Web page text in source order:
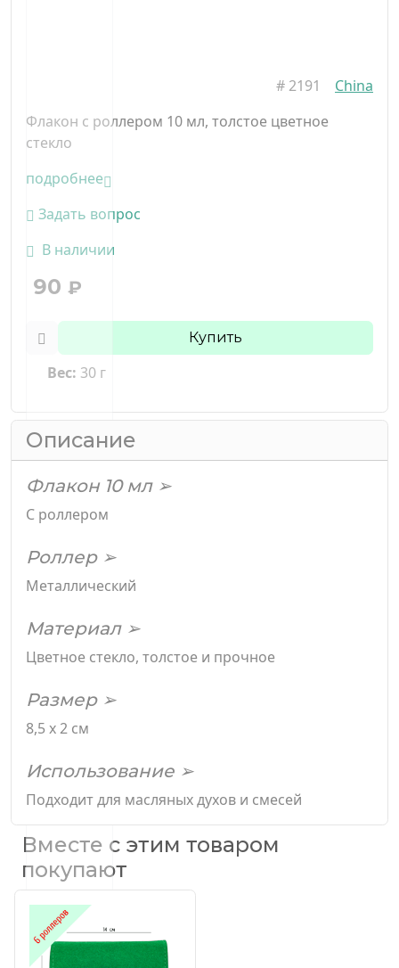
# 2191
China
Флакон с роллером 10 мл, толстое цветное
стекло
подробнее
Задать вопрос
В наличии
90 ₽
Купить
Вес: 30 г
Описание
Флакон 10 мл ➢
С роллером
Роллер ➢
Металлический
Материал ➢
Цветное стекло, толстое и прочное
Размер ➢
8,5 х 2 см
Использование ➢
Подходит для масляных духов и смесей
Вместе с этим товаром
покупают